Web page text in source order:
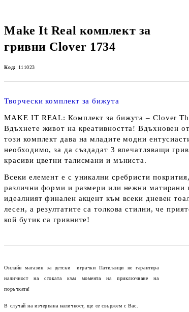
Make It Real комплект за
гривни Clover 1734
Код: 111023
Творческикомплект за бижута
MAKE IT REAL: Комплект за бижута – Clover
Вдъхнете живот на креативността! Вдъхновен
този комплект дава на младите модни
необходимо, за да създадат 3 впечатляващи
красиви цветни талисмани и мъниста.
Всеки елемент е с уникални сребристи
различни форми и размери или нежни матирани
идеалният финален акцент към всеки дневен
лесен, а резултатите са толкова стилни, че
кой бутик са гривните!
Онлайн магазин за детски играчки Патиланци не гарантира
наличност на стоката към момента на приключване на
поръчката!
В случай на изчерпана наличност, ще се свържем с Вас.